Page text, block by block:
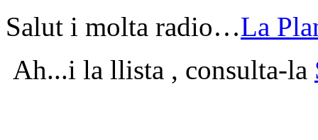
Salut i molta radio…La
Ah...i la llista , consulta-la